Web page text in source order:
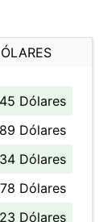
Dólares
Dólares
Dólares
Dólares
Dólares